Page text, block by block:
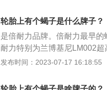
用了倍耐力的最新材料、结构
性、环保性、舒适性，还是
位胎面设计，提高驾乘的舒适
轮胎上有个蝎子是什么牌子？
是倍耐力品牌。倍耐力最早
耐力特别为兰博基尼LM002
的相关介绍如下：轮胎介绍：
存方法：如果保存的环境适宜
发布时间：2023-07-17 16:18:55